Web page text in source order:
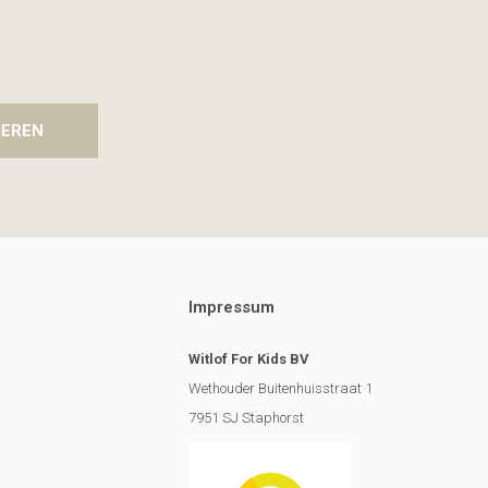
Impressum
Witlof For Kids BV
Wethouder Buitenhuisstraat 1
7951 SJ Staphorst